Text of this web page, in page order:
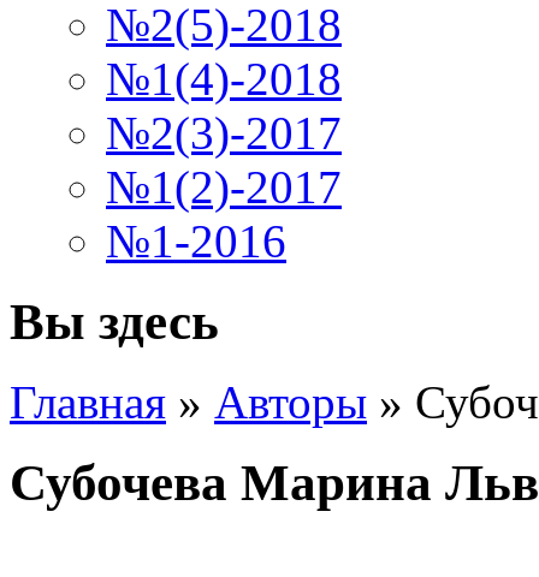
№2(5)-2018
№1(4)-2018
№2(3)-2017
№1(2)-2017
№1-2016
Вы здесь
Главная » Авторы »
Субочева Марина